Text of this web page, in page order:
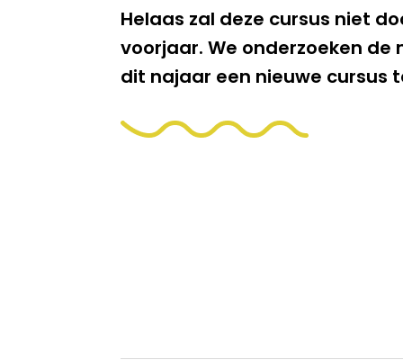
Helaas zal deze cursus niet
voorjaar. We onderzoeken de
dit najaar een nieuwe cursus